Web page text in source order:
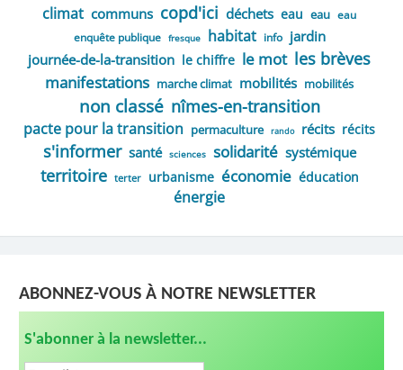
climat communs copd'ici déchets eau eau eau
enquête publique
fresque habitat info jardin
journée-de-la-transition le chiffre le mot les brèves
manifestations marche climat mobilités mobilités
non classé nîmes-en-transition
pacte pour la transition permaculture rando récits récits
s'informer santé sciences solidarité systémique
territoire terter urbanisme économie éducation
énergie
ABONNEZ-VOUS À NOTRE NEWSLETTER
S'abonner à la newsletter...